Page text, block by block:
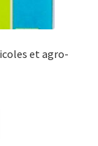
et agro-